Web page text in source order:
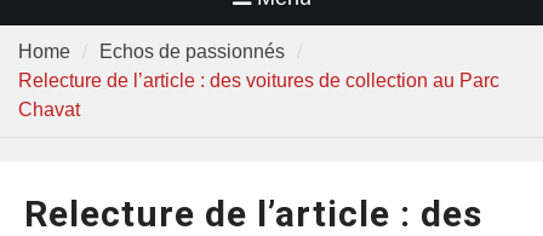
Home
Echos de passionnés
Relecture de l’article : des voitures de collection au Parc
Chavat
Relecture de l’article : des